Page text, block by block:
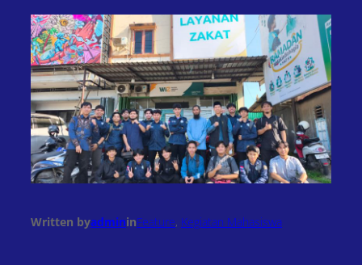
Written byadmininFeature, Kegiatan Mahasiswa